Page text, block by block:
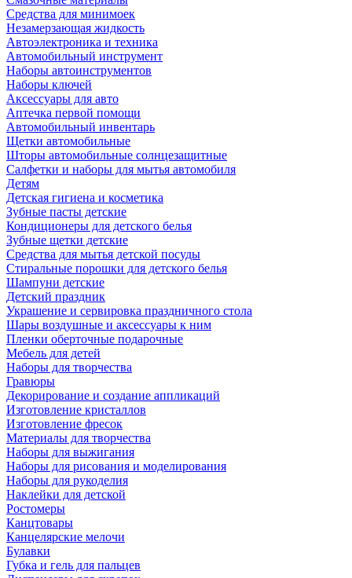
Средства для минимоек
Незамерзающая жидкость
Автоэлектроника и техника
Автомобильный инструмент
Наборы автоинструментов
Наборы ключей
Аксессуары для авто
Аптечка первой помощи
Автомобильный инвентарь
Щетки автомобильные
Шторы автомобильные солнцезащитные
Салфетки и наборы для мытья автомобиля
Детям
Детская гигиена и косметика
Зубные пасты детские
Кондиционеры для детского белья
Зубные щетки детские
Средства для мытья детской посуды
Стиральные порошки для детского белья
Шампуни детские
Детский праздник
Украшение и сервировка праздничного стола
Шары воздушные и аксессуары к ним
Пленки оберточные подарочные
Мебель для детей
Наборы для творчества
Гравюры
Декорирование и создание аппликаций
Изготовление кристаллов
Изготовление фресок
Материалы для творчества
Наборы для выжигания
Наборы для рисования и моделирования
Наборы для рукоделия
Наклейки для детской
Ростомеры
Канцтовары
Канцелярские мелочи
Булавки
Губка и гель для пальцев